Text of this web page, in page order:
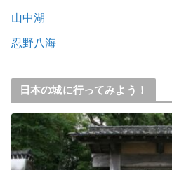
山中湖
忍野八海
日本の城に行ってみよう！